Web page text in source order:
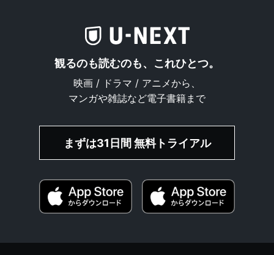
観るのも読むのも、これひとつ。
映画 / ドラマ / アニメから、
マンガや雑誌など電子書籍まで
まずは31日間 無料トライアル